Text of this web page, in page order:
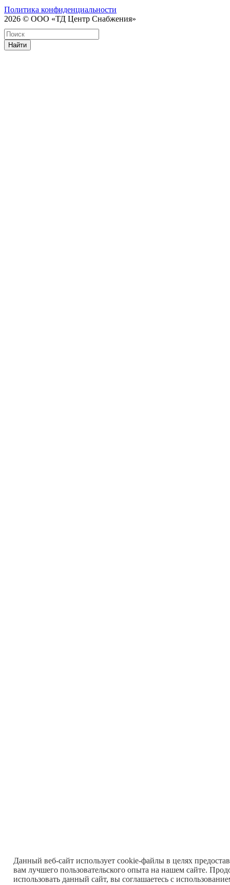
Политика конфиденциальности
2026 © ООО «ТД Центр Снабжения»
Найти
Данный веб-сайт использует cookie-файлы в целях
вам лучшего пользовательского опыта на нашем сайте.
использовать данный сайт, вы соглашаетесь с